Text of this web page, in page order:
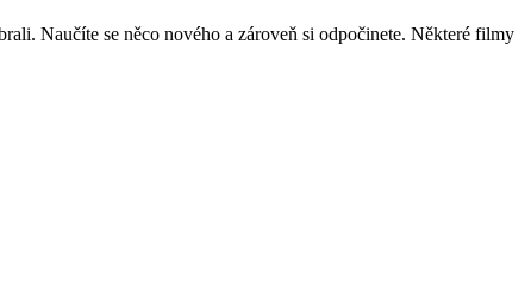
Naučíte se něco nového a zároveň si odpočinete. Některé filmy